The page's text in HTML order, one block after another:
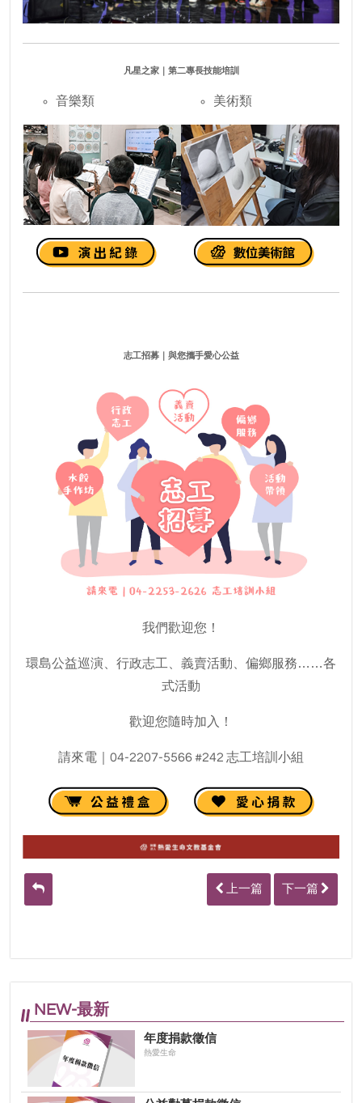
凡星之家｜第二專長技能培訓
音樂類 美術類
志工招募｜與您攜手愛心公益
我們歡迎您！
環島公益巡演、行政志工、義賣活動、偏鄉服務……各
式活動
歡迎您隨時加入！
請來電｜04-2207-5566 #242 志工培訓小組
下一篇
上一篇
NEW-最新
年度捐款徵信
熱愛生命